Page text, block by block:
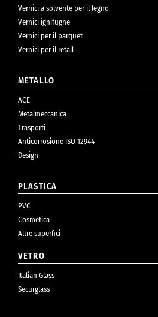
Vernici a solvente per il legno
Vernici ignifughe
Vernici per il parquet
Vernici per il retail
METALLO
ACE
Metalmeccanica
Trasporti
Anticorrosione ISO 12944
Design
PLASTICA
PVC
Cosmetica
Altre superfici
VETRO
Italian Glass
Securglass